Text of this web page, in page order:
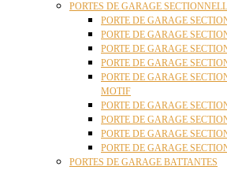
PORTES DE GARAGE
PORTE DE GARAGE
PORTE DE GARAGE
PORTE DE GARAGE
PORTE DE GARAGE
PORTE DE GARAGE
MOTIF
PORTE DE GARAGE
PORTE DE GARAGE
PORTE DE GARAGE
PORTE DE GARAGE
PORTES DE GARAGE BATTANTES